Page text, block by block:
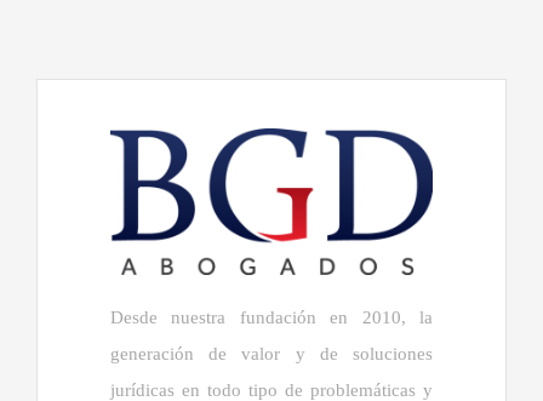
Desde nuestra fundación en 2010, la
generación de valor y de soluciones
jurídicas en todo tipo de problemáticas y